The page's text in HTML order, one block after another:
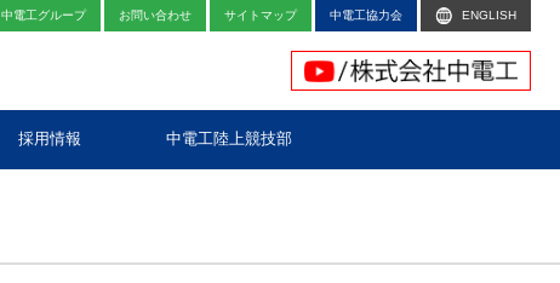
採用情報 中電工陸上競技部
中電工グループ お問い合わせ サイトマップ 中電工協力会 ENGLISH